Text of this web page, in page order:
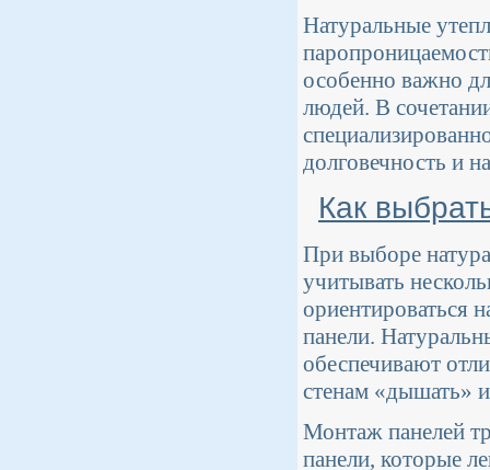
Натуральные
особенно важно
людей. В
долговечность и
Как
При выборе
учитывать
ориентироваться
панели.
обеспечивают
стенам «дышать»
Монтаж панелей
панели, которые